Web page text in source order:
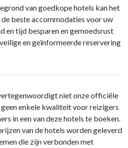
van goedkope hotels kan het
beste accommodaties voor uw
en tijd besparen en gemoedsrust
en geïnformeerde reservering
niet onze officiële
enkele kwaliteit voor reizigers
in een van deze hotels te boeken.
van de hotels worden geleverd
die zijn verbonden met